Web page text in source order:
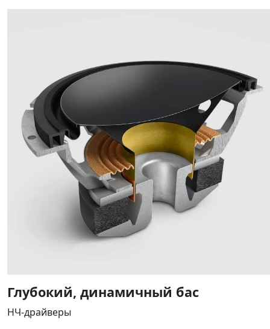
Глубокий, динамичный бас
НЧ-драйверы